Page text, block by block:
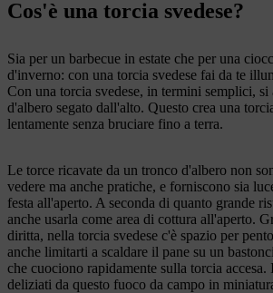
Cos'è una torcia svedese?
Sia per un barbecue in estate che per una
d'inverno: con una torcia svedese fai da te
Con una torcia svedese, in termini semplici, si
d'albero segato dall'alto. Questo crea una
lentamente senza bruciare fino a terra.
Le torce ricavate da un tronco d'albero non
vedere ma anche pratiche, e forniscono sia
festa all'aperto. A seconda di quanto grande
anche usarla come area di cottura all'aperto.
diritta, nella torcia svedese c'è spazio per
anche limitarti a scaldare il pane su un
che cuociono rapidamente sulla torcia
deliziati da questo fuoco da campo in